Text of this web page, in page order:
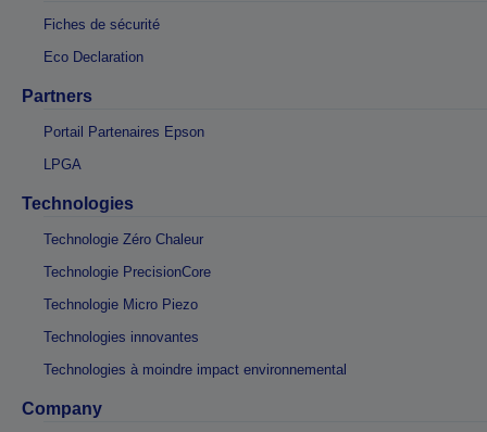
Fiches de sécurité
Eco Declaration
Partners
Portail Partenaires Epson
LPGA
Technologies
Technologie Zéro Chaleur
Technologie PrecisionCore
Technologie Micro Piezo
Technologies innovantes
Technologies à moindre impact environnemental
Company